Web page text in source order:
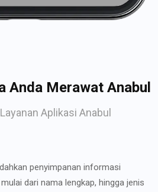
Anda Merawat Anabul
Aplikasi Anabul
penyimpanan informasi
dari nama lengkap, hingga jenis